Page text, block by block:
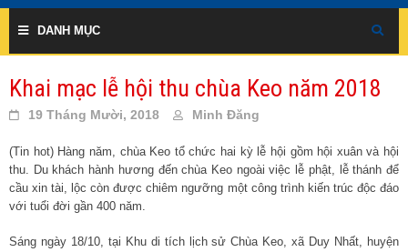
DANH MỤC
Khai mạc lễ hội thu chùa Keo năm 2018
19 Tháng Mười, 2018 Minh Đăng
(Tin hot) Hàng năm, chùa Keo tổ chức hai kỳ lễ hội gồm hội xuân và hội
thu. Du khách hành hương đến chùa Keo ngoài việc lễ phật, lễ thánh để
cầu xin tài, lộc còn được chiêm ngưỡng một công trình kiến trúc độc đáo
với tuổi đời gần 400 năm.
Sáng ngày 18/10, tại Khu di tích lịch sử Chùa Keo, xã Duy Nhất, huyện